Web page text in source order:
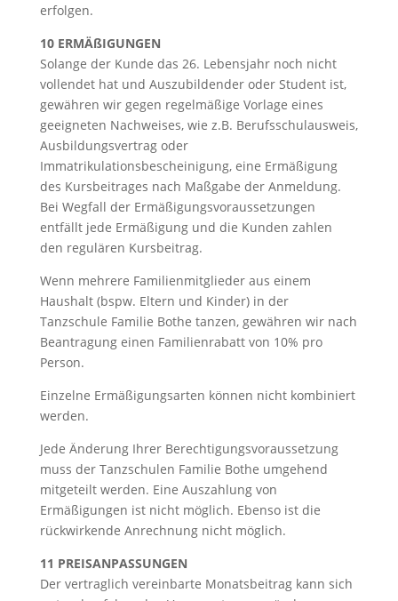
erfolgen.
10 ERMÄßIGUNGEN
Solange der Kunde das 26. Lebensjahr noch nicht
vollendet hat und Auszubildender oder Student ist,
gewähren wir gegen regelmäßige Vorlage eines
geeigneten Nachweises, wie z.B. Berufsschulausweis,
Ausbildungsvertrag oder
Immatrikulationsbescheinigung, eine Ermäßigung
des Kursbeitrages nach Maßgabe der Anmeldung.
Bei Wegfall der Ermäßigungsvoraussetzungen
entfällt jede Ermäßigung und die Kunden zahlen
den regulären Kursbeitrag.
Wenn mehrere Familienmitglieder aus einem
Haushalt (bspw. Eltern und Kinder) in der
Tanzschule Familie Bothe tanzen, gewähren wir nach
Beantragung einen Familienrabatt von 10% pro
Person.
Einzelne Ermäßigungsarten können nicht kombiniert
werden.
Jede Änderung Ihrer Berechtigungsvoraussetzung
muss der Tanzschulen Familie Bothe umgehend
mitgeteilt werden. Eine Auszahlung von
Ermäßigungen ist nicht möglich. Ebenso ist die
rückwirkende Anrechnung nicht möglich.
11 PREISANPASSUNGEN
Der vertraglich vereinbarte Monatsbeitrag kann sich